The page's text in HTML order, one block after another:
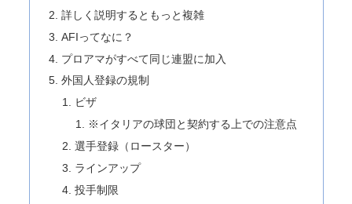
詳しく説明するともっと複雑
AFIってなに？
プロアマがすべて同じ連盟に加入
外国人登録の規制
ビザ
※イタリアの球団と契約する上での注意点
選手登録（ロースター）
ラインアップ
投手制限